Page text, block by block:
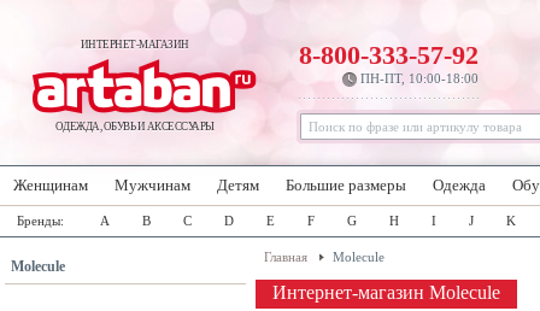
ИНТЕРНЕТ-МАГАЗИН
ОДЕЖДА, ОБУВЬ И АКСЕССУАРЫ
8-800-333-57-92
ПН-ПТ, 10:00-18:00
Женщинам Мужчинам Детям Большие размеры Одежда
Бренды: A B C D E F G H I J K
Molecule
Главная Molecule
Интернет-магазин Molecule